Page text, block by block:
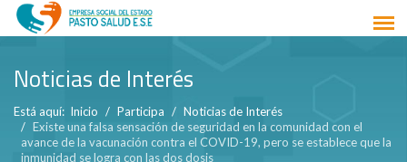
Noticias de Interés
Está aquí: Inicio Participa
Noticias de Interés
Existe una falsa sensación de seguridad en la comunidad con el
avance de la vacunación contra el COVID-19, pero se establece que la
inmunidad se logra con las dos dosis